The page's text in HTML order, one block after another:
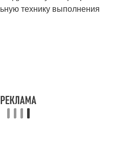
технику выполнения